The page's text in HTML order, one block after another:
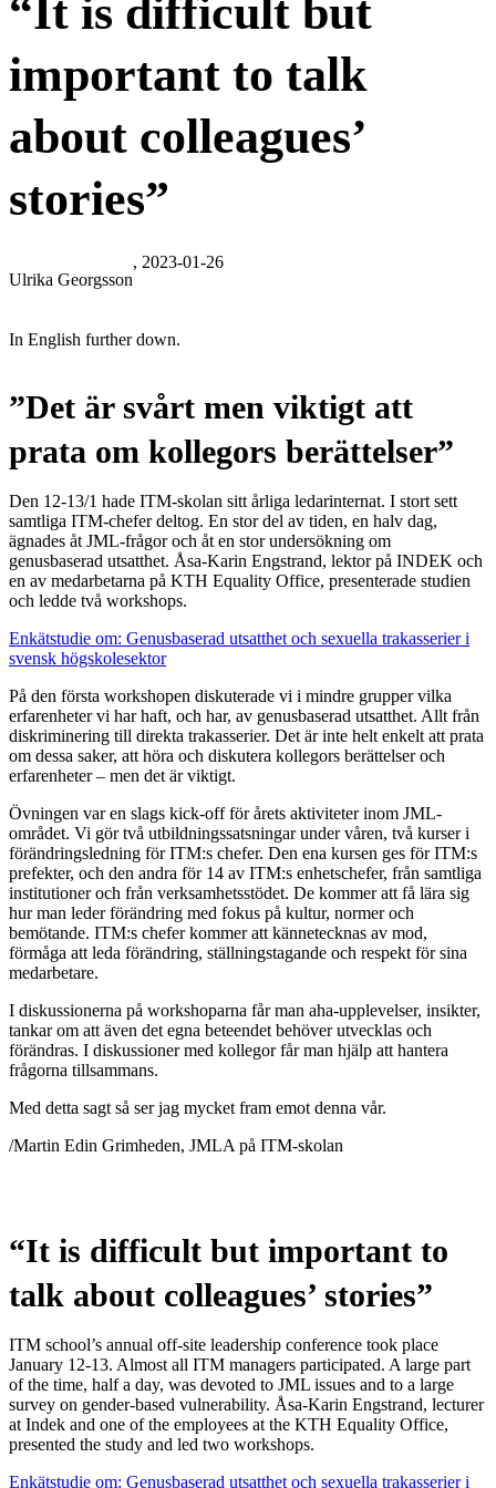
“It is difficult but
important to talk
about colleagues’
stories”
Ulrika Georgsson
, 2023-01-26
In English further down.
”Det är svårt men viktigt att
prata om kollegors berättelser”
Den 12-13/1 hade ITM-skolan sitt årliga ledarinternat. I stort sett
samtliga ITM-chefer deltog. En stor del av tiden, en halv dag,
ägnades åt JML-frågor och åt en stor undersökning om
genusbaserad utsatthet. Åsa-Karin Engstrand, lektor på INDEK och
en av medarbetarna på KTH Equality Office, presenterade studien
och ledde två workshops.
Enkätstudie om: Genusbaserad utsatthet och sexuella trakasserier i
svensk högskolesektor
På den första workshopen diskuterade vi i mindre grupper vilka
erfarenheter vi har haft, och har, av genusbaserad utsatthet. Allt från
diskriminering till direkta trakasserier. Det är inte helt enkelt att prata
om dessa saker, att höra och diskutera kollegors berättelser och
erfarenheter – men det är viktigt.
Övningen var en slags kick-off för årets aktiviteter inom JML-
området. Vi gör två utbildningssatsningar under våren, två kurser i
förändringsledning för ITM:s chefer. Den ena kursen ges för ITM:s
prefekter, och den andra för 14 av ITM:s enhetschefer, från samtliga
institutioner och från verksamhetsstödet. De kommer att få lära sig
hur man leder förändring med fokus på kultur, normer och
bemötande. ITM:s chefer kommer att kännetecknas av mod,
förmåga att leda förändring, ställningstagande och respekt för sina
medarbetare.
I diskussionerna på workshoparna får man aha-upplevelser, insikter,
tankar om att även det egna beteendet behöver utvecklas och
förändras. I diskussioner med kollegor får man hjälp att hantera
frågorna tillsammans.
Med detta sagt så ser jag mycket fram emot denna vår.
/Martin Edin Grimheden, JMLA på ITM-skolan
“It is difficult but important to
talk about colleagues’ stories”
ITM school’s annual off-site leadership conference took place
January 12-13. Almost all ITM managers participated. A large part
of the time, half a day, was devoted to JML issues and to a large
survey on gender-based vulnerability. Åsa-Karin Engstrand, lecturer
at Indek and one of the employees at the KTH Equality Office,
presented the study and led two workshops.
Enkätstudie om: Genusbaserad utsatthet och sexuella trakasserier i